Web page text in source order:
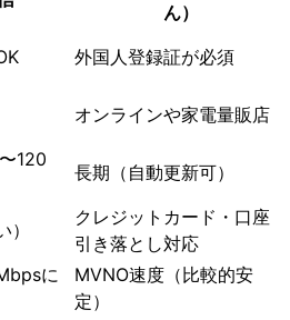
ん）
外国人登録証が必須
オンラインや家電量販店
120
長期（自動更新可）
クレジットカード・口座
引き落とし対応
に
MVNO速度（比較的安
定）